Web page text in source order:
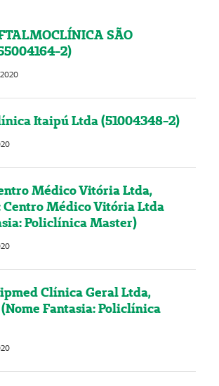
SÃO
2)
Itaipú Ltda (51004348-2)
Médico Vitória Ltda,
Centro Médico Vitória Ltda
Policlínica Master)
Clínica Geral Ltda,
Fantasia: Policlínica